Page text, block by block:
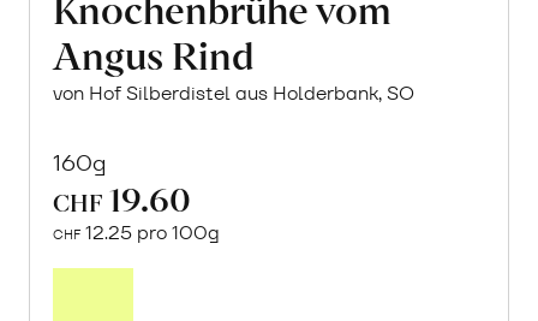
Angus Rind
von Hof Silberdistel aus Holderbank, SO
160g
CHF 19.60
CHF 12.25 pro 100g